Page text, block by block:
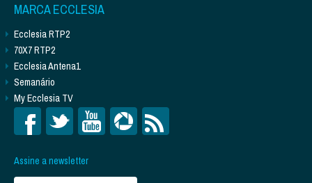
MARCA ECCLESIA
Ecclesia RTP2
70X7 RTP2
Ecclesia Antena1
Semanário
My Ecclesia TV
Assine a newsletter